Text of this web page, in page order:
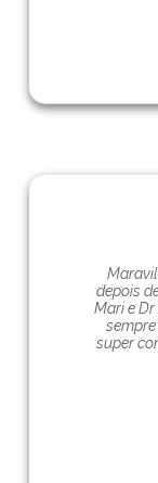
depois
Mari e
super